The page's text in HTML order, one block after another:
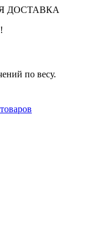
ДОСТАВКА
по весу.